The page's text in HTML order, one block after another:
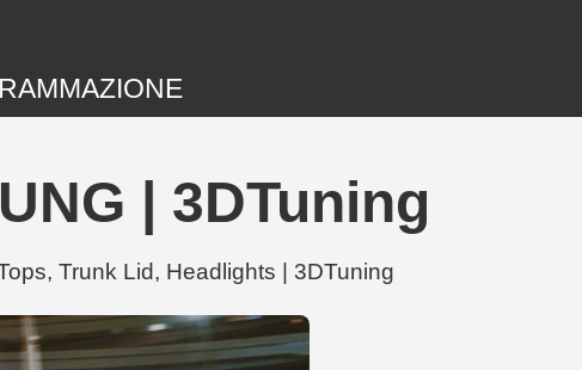
| 3DTuning
Trunk Lid, Headlights | 3DTuning